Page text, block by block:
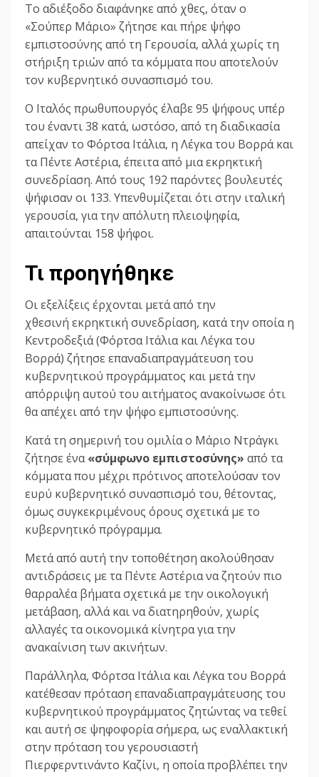
Το αδιέξοδο διαφάνηκε από χθες, όταν ο
«Σούπερ Μάριο» ζήτησε και πήρε ψήφο
εμπιστοσύνης από τη Γερουσία, αλλά χωρίς τη
στήριξη τριών από τα κόμματα που αποτελούν
τον κυβερνητικό συνασπισμό του.
Ο Ιταλός πρωθυπουργός έλαβε 95 ψήφους υπέρ
του έναντι 38 κατά, ωστόσο, από τη διαδικασία
απείχαν το Φόρτσα Ιτάλια, η Λέγκα του Βορρά και
τα Πέντε Αστέρια, έπειτα από μια εκρηκτική
συνεδρίαση. Από τους 192 παρόντες βουλευτές
ψήφισαν οι 133. Υπενθυμίζεται ότι στην ιταλική
γερουσία, για την απόλυτη πλειοψηφία,
απαιτούνται 158 ψήφοι.
Τι προηγήθηκε
Οι εξελίξεις έρχονται μετά από την
χθεσινή εκρηκτική συνεδρίαση, κατά την οποία η
Κεντροδεξιά (Φόρτσα Ιτάλια και Λέγκα του
Βορρά) ζήτησε επαναδιαπραγμάτευση του
κυβερνητικού προγράμματος και μετά την
απόρριψη αυτού του αιτήματος ανακοίνωσε ότι
θα απέχει από την ψήφο εμπιστοσύνης.
Κατά τη σημερινή του ομιλία ο Μάριο Ντράγκι
ζήτησε ένα«σύμφωνο εμπιστοσύνης» από τα
κόμματα που μέχρι πρότινος αποτελούσαν τον
ευρύ κυβερνητικό συνασπισμό του, θέτοντας,
όμως συγκεκριμένους όρους σχετικά με το
κυβερνητικό πρόγραμμα.
Μετά από αυτή την τοποθέτηση ακολούθησαν
αντιδράσεις με τα Πέντε Αστέρια να ζητούν πιο
θαρραλέα βήματα σχετικά με την οικολογική
μετάβαση, αλλά και να διατηρηθούν, χωρίς
αλλαγές τα οικονομικά κίνητρα για την
ανακαίνιση των ακινήτων.
Παράλληλα, Φόρτσα Ιτάλια και Λέγκα του Βορρά
κατέθεσαν πρόταση επαναδιαπραγμάτευσης του
κυβερνητικού προγράμματος ζητώντας να τεθεί
και αυτή σε ψηφοφορία σήμερα, ως εναλλακτική
στην πρόταση του γερουσιαστή
Πιερφερντινάντο Καζίνι, η οποία προβλέπει την